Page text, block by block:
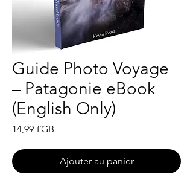
Guide Photo Voyage
– Patagonie eBook
(English Only)
14,99 £GB
Ajouter au panier